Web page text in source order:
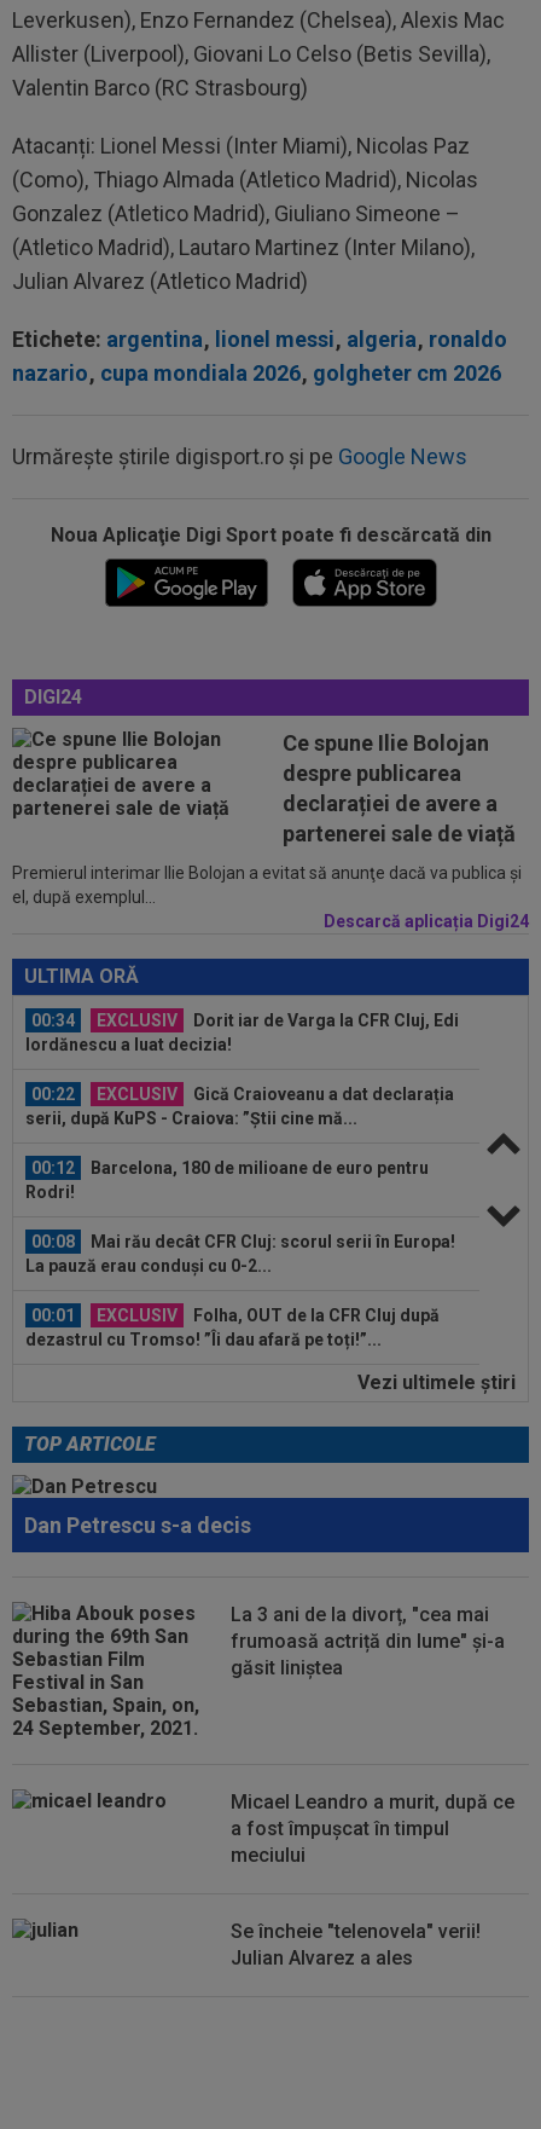
Leverkusen), Enzo Fernandez (Chelsea), Alexis Mac
Allister (Liverpool), Giovani Lo Celso (Betis Sevilla),
Valentin Barco (RC Strasbourg)
Atacanți: Lionel Messi (Inter Miami), Nicolas Paz
(Como), Thiago Almada (Atletico Madrid), Nicolas
Gonzalez (Atletico Madrid), Giuliano Simeone –
(Atletico Madrid), Lautaro Martinez (Inter Milano),
Julian Alvarez (Atletico Madrid)
Etichete: argentina, lionel messi, algeria, ronaldo
nazario, cupa mondiala 2026, golgheter cm 2026
Urmărește știrile digisport.ro și pe Google News
Noua Aplicaţie Digi Sport poate fi descărcată din
DIGI24
Ce spune Ilie Bolojan
despre publicarea
declarației de avere a
partenerei sale de viață
Premierul interimar Ilie Bolojan a evitat să anunţe dacă va publica şi
el, după exemplul...
Descarcă aplicația Digi24
ULTIMA ORĂ
serii, după KuPS - Craiova: ”Știi cine mă...
Barcelona, 180 de milioane de euro pentru
La pauză erau conduși cu 0-2...
dezastrul cu Tromso! ”Îi dau afară pe toți!”...
23:52 EXCLUSIV
Gigi Becali: ”Am vândut un jucător
00:43 EXCLUSIV
Lovitură de proporții: Ioan Varga,
gata să renunțe la CFR și să preia alt club...
Mihai Stoica. E prima oară când o zic”
00:34 EXCLUSIV
Dorit iar de Varga la CFR Cluj, Edi
Iordănescu a luat decizia!
00:22 EXCLUSIV
Gică Craioveanu a dat declarația
serii, după KuPS - Craiova: ”Știi cine mă...
00:12
Barcelona, 180 de milioane de euro pentru
Rodri!
00:08
Mai rău decât CFR Cluj: scorul serii în Europa!
La pauză erau conduși cu 0-2...
00:01 EXCLUSIV
Folha, OUT de la CFR Cluj după
dezastrul cu Tromso! ”Îi dau afară pe toți!”...
Gigi Becali: ”Am vândut un jucător
00:43 EXCLUSIV
Lovitură de proporții: Ioan Varga,
gata să renunțe la CFR și să preia alt club...
00:41 EXCLUSIV
Gigi Becali: ”Hai să-ți spun ce face
00:34 EXCLUSIV
Dorit iar de Varga la CFR Cluj, Edi
Iordănescu a luat decizia!
00:22 EXCLUSIV
Gică Craioveanu a dat declarația
serii, după KuPS - Craiova: ”Știi cine mă...
Vezi ultimele ştiri
TOP ARTICOLE
Dan Petrescu s-a decis
La 3 ani de la divorț, "cea mai
frumoasă actriță din lume" și-a
găsit liniștea
Micael Leandro a murit, după ce
a fost împușcat în timpul
meciului
Se încheie "telenovela" verii!
Julian Alvarez a ales